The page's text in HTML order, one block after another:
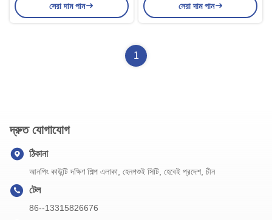
সেরা দাম পান
Mesh Size for Decorative
Wire Mesh
সেরা দাম পান
1
দ্রুত যোগাযোগ
ঠিকানা
আনপিং কাউন্টি দক্ষিণ শিল্প এলাকা, হেনগশুই সিটি, হেবেই প্রদেশ, চীন
টেল
86--13315826676